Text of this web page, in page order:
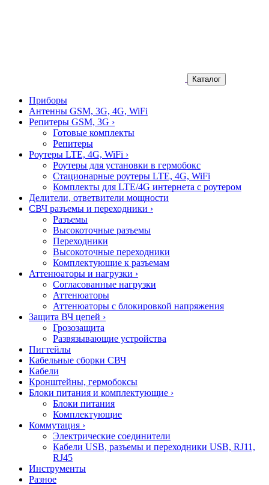
Каталог
Приборы
Антенны GSM, 3G, 4G, WiFi
Репитеры GSM, 3G ›
Готовые комплекты
Репитеры
Роутеры LTE, 4G, WiFi ›
Роутеры для установки в гермобокс
Стационарные роутеры LTE, 4G, WiFi
Комплекты для LTE/4G интернета с роутером
Делители, ответвители мощности
СВЧ разъемы и переходники ›
Разъемы
Высокоточные разъемы
Переходники
Высокоточные переходники
Комплектующие к разъемам
Аттенюаторы и нагрузки ›
Согласованные нагрузки
Аттенюаторы
Аттенюаторы с блокировкой напряжения
Защита ВЧ цепей ›
Грозозащита
Развязывающие устройства
Пигтейлы
Кабельные сборки СВЧ
Кабели
Кронштейны, гермобоксы
Блоки питания и комплектующие ›
Блоки питания
Комплектующие
Коммутация ›
Электрические соединители
Кабели USB, разъемы и переходники USB, RJ11,
RJ45
Инструменты
Разное